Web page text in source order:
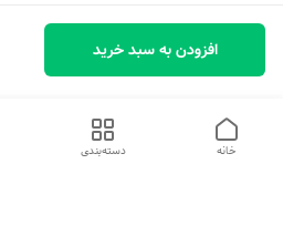
افزودن به سبد خرید
دسته‌بندی خانه